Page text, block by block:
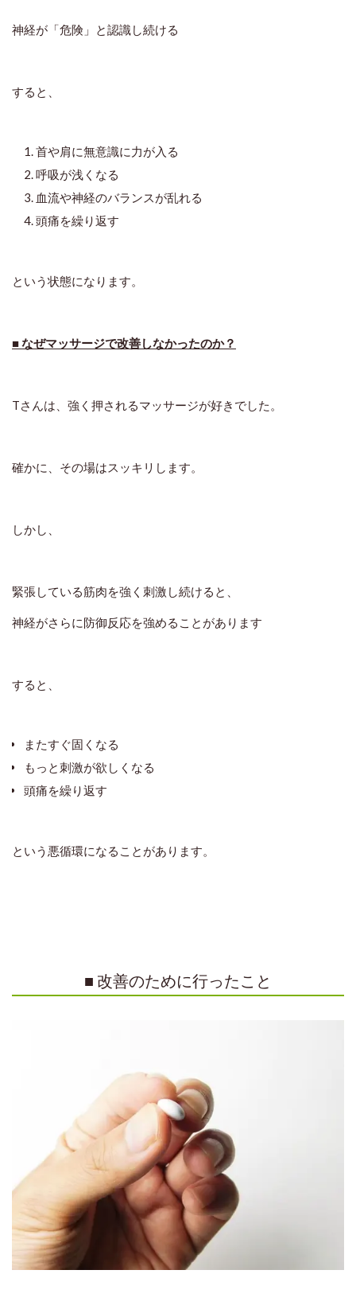
神経が「危険」と認識し続ける
すると、
首や肩に無意識に力が入る
呼吸が浅くなる
血流や神経のバランスが乱れる
頭痛を繰り返す
という状態になります。
■ なぜマッサージで改善しなかったのか？
Tさんは、 強く押されるマッサージが好き でした。
確かに、 その場はスッキリします。
しかし、
緊張している筋肉を強く刺激し続けると、
神経がさらに防御反応を強めることがあります
すると、
またすぐ固くなる
もっと刺激が欲しくなる
頭痛を繰り返す
という悪循環になることがあります。
■ 改善のために行ったこと